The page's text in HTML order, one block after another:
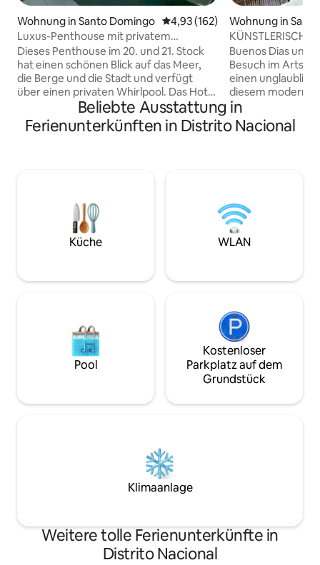
Wohnung in Santo Domingo Durchschnittliche Bewertung:
4,93 (162)
Luxus-Penthouse mit privatem
Whirlpool, Fitnessraum, Pool
Dieses Penthouse im 20. und 21. Stock
hat einen schönen Blick auf das Meer,
die Berge und die Stadt und verfügt
über einen privaten Whirlpool. Das Hotel
liegt in zentraler Lage, nur wenige
Minuten von den besten Restaurants
der Stadt entfernt. Es ist für jedes
geschmackvoll eingerichtet, um Ihren
Aufenthalt komfortabel und
entspannend zu gestalten. Die private
Terrasse ist der Charme der Wohnung,
Wohnung in
Bahn*CIPLA
Buenos Dias und
Besuch im Artsy Loft! Du wirst
einen
diesem
im Zentrum der
mit mehreren
von
nahe gelegenen
Restaurants und
kurzen
Beliebte Ausstattung in
Ferienunterkünften in Distrito Nacional
Küche WLAN
Pool
Kostenloser
Parkplatz auf dem
Grundstück
Klimaanlage
Weitere tolle Ferienunterkünfte in
Distrito Nacional